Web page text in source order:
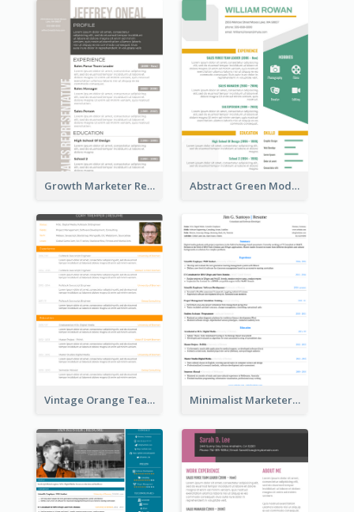
Growth Marketer Resume Abstract Green Modern Resume
Vintage Orange Teacher Resume Minimalist Marketer Resume